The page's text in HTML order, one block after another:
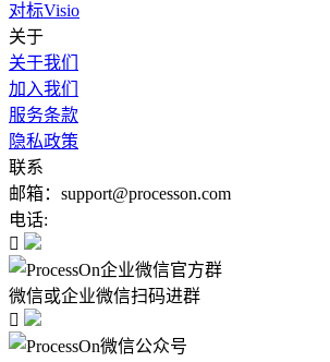
对标Visio
关于
关于我们
加入我们
服务条款
隐私政策
联系
邮箱：support@processon.com
电话:

微信或企业微信扫码进群
